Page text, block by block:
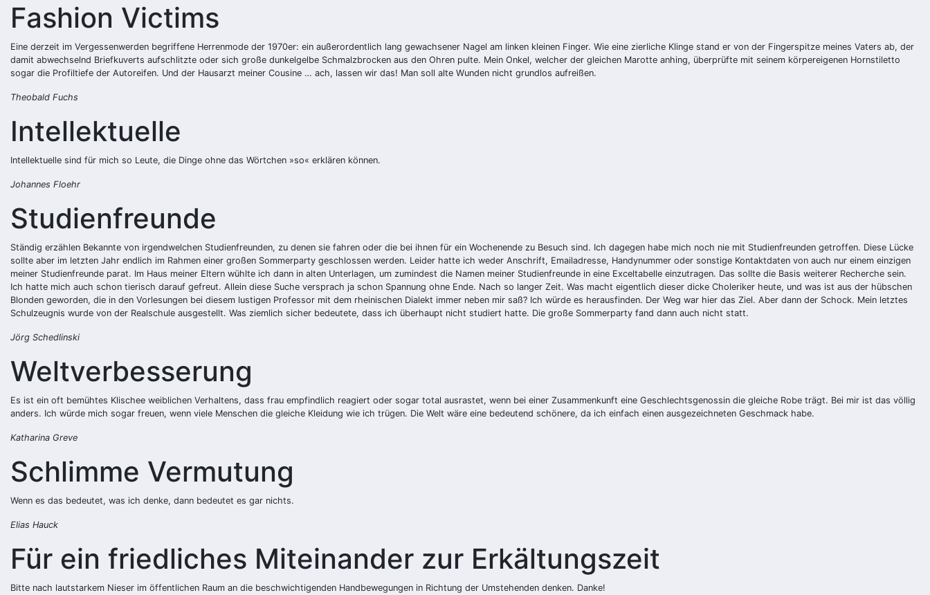
Fashion Victims
Eine derzeit im Vergessenwerden begriffene Herrenmode der 1970er: ein außerordentlich lang gewachsener Nagel am linken kleinen Finger. Wie eine zierliche Klinge stand er von der Fingerspitze meines Vaters ab, der
damit abwechselnd Briefkuverts aufschlitzte oder sich große dunkelgelbe Schmalzbrocken aus den Ohren pulte. Mein Onkel, welcher der gleichen Marotte anhing, überprüfte mit seinem körpereigenen Hornstiletto
sogar die Profiltiefe der Autoreifen. Und der Hausarzt meiner Cousine … ach, lassen wir das! Man soll alte Wunden nicht grundlos aufreißen.
Theobald Fuchs
Intellektuelle
Intellektuelle sind für mich so Leute, die Dinge ohne das Wörtchen »so« erklären können.
Johannes Floehr
Studienfreunde
Ständig erzählen Bekannte von irgendwelchen Studienfreunden, zu denen sie fahren oder die bei ihnen für ein Wochenende zu Besuch sind. Ich dagegen habe mich noch nie mit Studienfreunden getroffen. Diese Lücke
sollte aber im letzten Jahr endlich im Rahmen einer großen Sommerparty geschlossen werden. Leider hatte ich weder Anschrift, Emailadresse, Handynummer oder sonstige Kontaktdaten von auch nur einem einzigen
meiner Studienfreunde parat. Im Haus meiner Eltern wühlte ich dann in alten Unterlagen, um zumindest die Namen meiner Studienfreunde in eine Exceltabelle einzutragen. Das sollte die Basis weiterer Recherche sein.
Ich hatte mich auch schon tierisch darauf gefreut. Allein diese Suche versprach ja schon Spannung ohne Ende. Nach so langer Zeit. Was macht eigentlich dieser dicke Choleriker heute, und was ist aus der hübschen
Blonden geworden, die in den Vorlesungen bei diesem lustigen Professor mit dem rheinischen Dialekt immer neben mir saß? Ich würde es herausfinden. Der Weg war hier das Ziel. Aber dann der Schock. Mein letztes
Schulzeugnis wurde von der Realschule ausgestellt. Was ziemlich sicher bedeutete, dass ich überhaupt nicht studiert hatte. Die große Sommerparty fand dann auch nicht statt.
Jörg Schedlinski
Weltverbesserung
Es ist ein oft bemühtes Klischee weiblichen Verhaltens, dass frau empfindlich reagiert oder sogar total ausrastet, wenn bei einer Zusammenkunft eine Geschlechtsgenossin die gleiche Robe trägt. Bei mir ist das völlig
anders. Ich würde mich sogar freuen, wenn viele Menschen die gleiche Kleidung wie ich trügen. Die Welt wäre eine bedeutend schönere, da ich einfach einen ausgezeichneten Geschmack habe.
Katharina Greve
Schlimme Vermutung
Wenn es das bedeutet, was ich denke, dann bedeutet es gar nichts.
Elias Hauck
Für ein friedliches Miteinander zur Erkältungszeit
Bitte nach lautstarkem Nieser im öffentlichen Raum an die beschwichtigenden Handbewegungen in Richtung der Umstehenden denken. Danke!